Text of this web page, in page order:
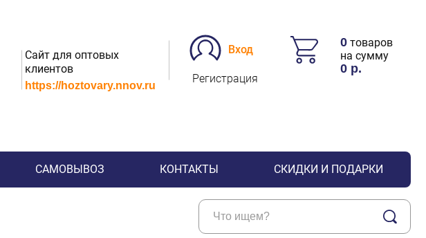
Сайт для оптовых
клиентов
https://hoztovary.nnov.ru
Вход
Регистрация
0 товаров
на сумму
0 р.
САМОВЫВОЗ КОНТАКТЫ СКИДКИ И ПОДАРКИ